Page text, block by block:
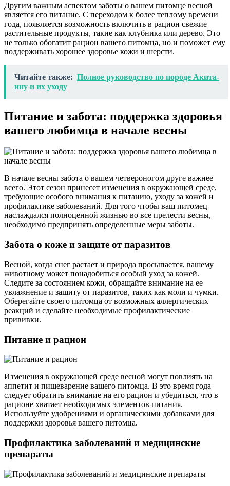
Другим важным аспектом заботы о вашем питомце весной
является его питание. С переходом к более теплому времени
года, появляется возможность включить в рацион свежие
растительные продукты, такие как клубника или дерево. Это
не только обогатит рацион вашего питомца, но и поможет ему
поддерживать хорошее здоровье кожи и шерсти.
Читайте также: Полное руководство по породе Акита-
ину и их уходу
Питание и забота: поддержка здоровья
вашего любимца в начале весны
В начале весны забота о вашем четвероногом друге важнее
всего. Этот сезон принесет изменения в окружающей среде,
требующие особого внимания к питанию, уходу за кожей и
профилактике заболеваний. Для того чтобы ваш питомец
наслаждался полноценной жизнью во все прелести весны,
необходимо предпринять определенные меры заботы.
Забота о коже и защите от паразитов
Весной, когда снег растает и природа просыпается, вашему
животному может понадобиться особый уход за кожей.
Следите за состоянием кожи, обращайте внимание на ее
увлажнение и защиту от паразитов, таких как моли и чумки.
Оберегайте своего питомца от возможных аллергических
реакций и сделайте необходимые профилактические
прививки.
Питание и рацион
Изменения в окружающей среде весной могут повлиять на
аппетит и пищеварение вашего питомца. В это время года
следует обратить внимание на его рацион и убедиться, что в
рационе хватает необходимых элементов питания.
Используйте удобрениями и органическими добавками для
поддержки здоровья вашего питомца.
Профилактика заболеваний и медицинские
препараты